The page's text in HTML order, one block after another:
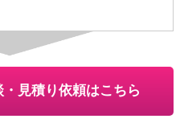
見積り依頼はこちら